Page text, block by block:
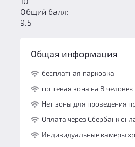
Общий балл:
9.5
Общая информация
бесплатная парковка
гостевая зона на 8 человек
Нет зоны для проведения
Оплата через Сбербанк
Индивидуальные камеры